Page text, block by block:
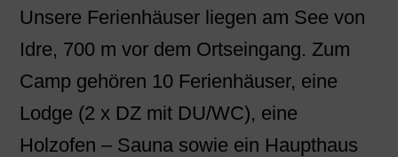
Unsere Ferienhäuser liegen am See von
Idre, 700 m vor dem Ortseingang. Zum
Camp gehören 10 Ferienhäuser, eine
Lodge (2 x DZ mit DU/WC), eine
Holzofen – Sauna sowie ein Haupthaus